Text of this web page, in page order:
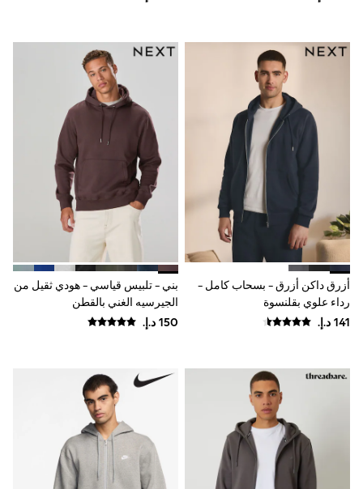
GIRLS
E-Gift Card
New In
New In from Next
All Girl's New In
0-2 years
3-5 years
6-8 years
All Clothing
Coats & Jackets
Dresses
Holiday Shop
Jeans
Jumpsuits & Playsuits
Kid's Top Picks
Top & Bottom Sets
THE SET
World Cup
Knitwear
Loungewear
Nightwear & Pyjamas
Occasionwear
Pants & Leggings
Schoolwear
أزرق داكن أزرق - بسحاب كامل -
رداء علوي بقلنسوة
بني - تلبيس قياسي - هودي ثقيل من
الجيرسيه الغني بالقطن